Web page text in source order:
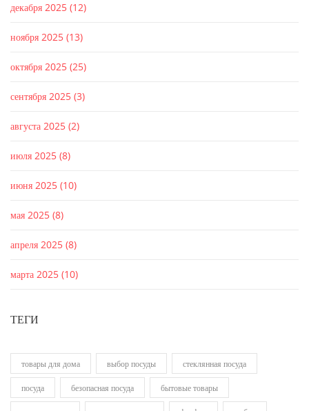
декабря 2025 (12)
ноября 2025 (13)
октября 2025 (25)
сентября 2025 (3)
августа 2025 (2)
июля 2025 (8)
июня 2025 (10)
мая 2025 (8)
апреля 2025 (8)
марта 2025 (10)
ТЕГИ
товары для дома выбор посуды стеклянная посуда
посуда безопасная посуда бытовые товары